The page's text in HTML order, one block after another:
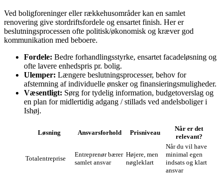
Ved boligforeninger eller rækkehusområder kan en samlet
renovering give stordriftsfordele og ensartet finish. Her er
beslutningsprocessen ofte politisk/økonomisk og kræver god
kommunikation med beboere.
Fordele: Bedre forhandlingsstyrke, ensartet facadeløsning og
ofte lavere enhedspris pr. bolig.
Ulemper: Længere beslutningsprocesser, behov for
afstemning af individuelle ønsker og finansieringsmuligheder.
Væsentligt: Sørg for tydelig information, budgetoverslag og
en plan for midlertidig adgang / stillads ved andelsboliger i
Ishøj.
Løsning Ansvarsforhold Prisniveau
Når er det
relevant?
Totalentreprise
Entreprenør bærer
samlet ansvar
Højere, men
nøgleklart
Når du vil have
minimal egen
indsats og klart
ansvar